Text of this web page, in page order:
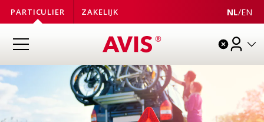
PARTICULIER ZAKELIJK NL/EN